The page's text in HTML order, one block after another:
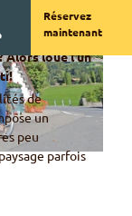
Réservez
maintenant
sur deux
Alors loue l'un
de
un
peu
parfois